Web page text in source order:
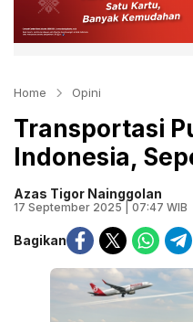
Home Opini
Transportasi
Indonesia,
Azas Tigor Nainggolan
17 September 2025 | 07:47 WIB
Bagikan